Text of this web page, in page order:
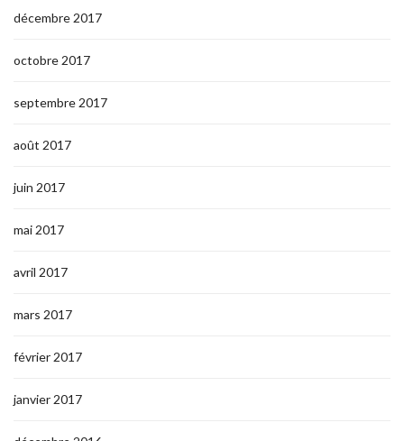
décembre 2017
octobre 2017
septembre 2017
août 2017
juin 2017
mai 2017
avril 2017
mars 2017
février 2017
janvier 2017